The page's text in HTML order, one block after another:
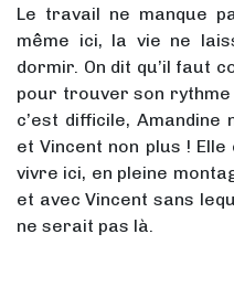
Le travail ne manque
même ici, la vie ne
dormir. On dit qu’il faut
pour trouver son
c’est difficile,
et Vincent non plus !
vivre ici, en pleine
et avec Vincent sans
ne serait pas là.